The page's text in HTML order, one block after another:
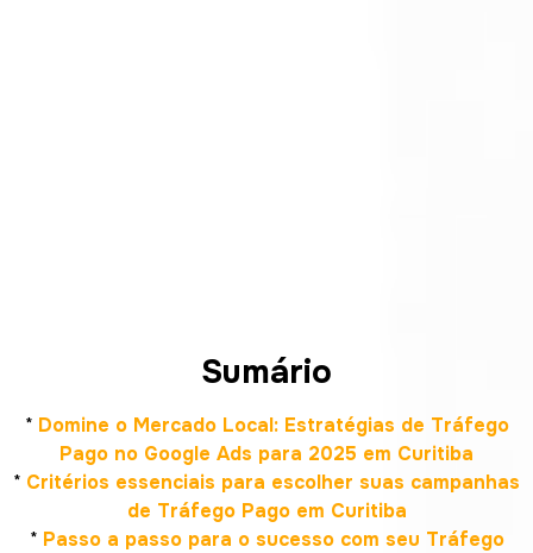
Sumário
* Domine o Mercado Local: Estratégias de Tráfego
Pago no Google Ads para 2025 em Curitiba
* Critérios essenciais para escolher suas campanhas
de Tráfego Pago em Curitiba
* Passo a passo para o sucesso com seu Tráfego